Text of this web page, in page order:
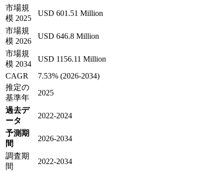
市場規
模 2025
USD 601.51 Million
市場規
模 2026
USD 646.8 Million
市場規
模 2034
USD 1156.11 Million
CAGR
7.53% (2026-2034)
推定の
基準年
2025
過去デ
ータ
2022-2024
予測期
間
2026-2034
調査期
間
2022-2034